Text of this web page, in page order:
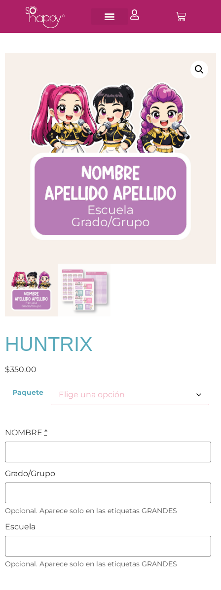
HUNTRIX
$350.00
Paquete
NOMBRE *
Grado/Grupo
Opcional. Aparece solo en las etiquetas GRANDES
Escuela
Opcional. Aparece solo en las etiquetas GRANDES